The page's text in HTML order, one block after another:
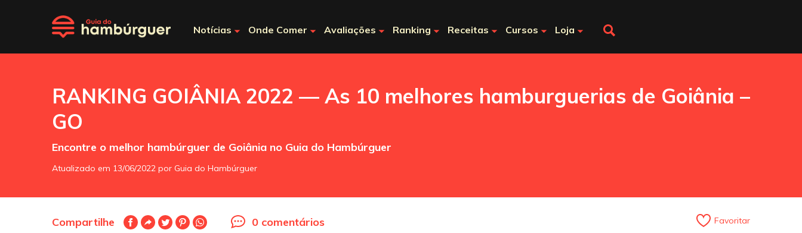
Notícias Onde Comer Avaliações Ranking Receitas Cursos Loja
RANKING GOIÂNIA 2022 — As 10 melhores hamburguerias de Goiânia –
GO
Encontre o melhor hambúrguer de Goiânia no Guia do Hambúrguer
Atualizado em 13/06/2022 por Guia do Hambúrguer
Compartilhe 0 comentários Favoritar